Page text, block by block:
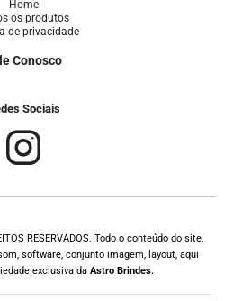
Home
os produtos
de privacidade
Conosco
Sociais
RESERVADOS. Todo o conteúdo do site,
software, conjunto imagem, layout, aqui
exclusiva da Astro Brindes.